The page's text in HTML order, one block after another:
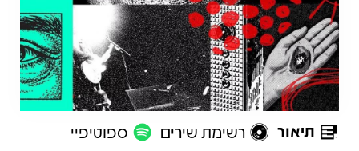
תיאור רשימת שירים ספוטיפיי